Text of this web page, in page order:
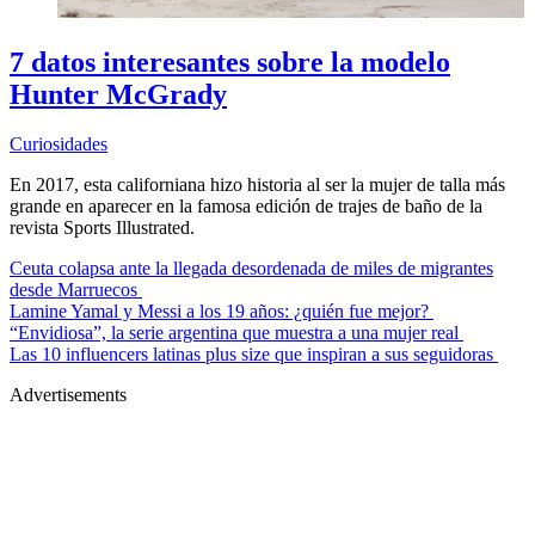
7 datos interesantes sobre la modelo
Hunter McGrady
Curiosidades
En 2017, esta californiana hizo historia al ser la mujer de talla más
grande en aparecer en la famosa edición de trajes de baño de la
revista Sports Illustrated.
Ceuta colapsa ante la llegada desordenada de miles de migrantes
desde Marruecos
Lamine Yamal y Messi a los 19 años: ¿quién fue mejor?
“Envidiosa”, la serie argentina que muestra a una mujer real
Las 10 influencers latinas plus size que inspiran a sus seguidoras
Advertisements